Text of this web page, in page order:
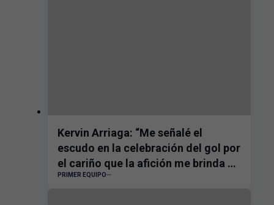
Kervin Arriaga: “Me señalé el
escudo en la celebración del gol por
el cariño que la afición me brinda y
la confianza que el equipo tiene en
PRIMER EQUIPO